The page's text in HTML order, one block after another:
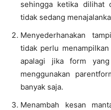
sehingga ketika dilihat
tidak sedang
Menyederhanakan
tidak perlu
apalagi jika form
menggunakan
banyak saja.
Menambah kesan